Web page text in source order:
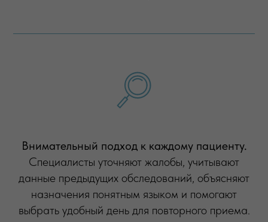
Внимательный подход к каждому пациенту.
Специалисты уточняют жалобы, учитывают
данные предыдущих обследований, объясняют
назначения понятным языком и помогают
выбрать удобный день для повторного приема.